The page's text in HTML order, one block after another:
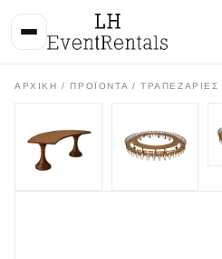
ΑΡΧΙΚΉ / ΠΡΟΪΌΝΤΑ /ΤΡΑΠΕΖΑΡΙΕΣ